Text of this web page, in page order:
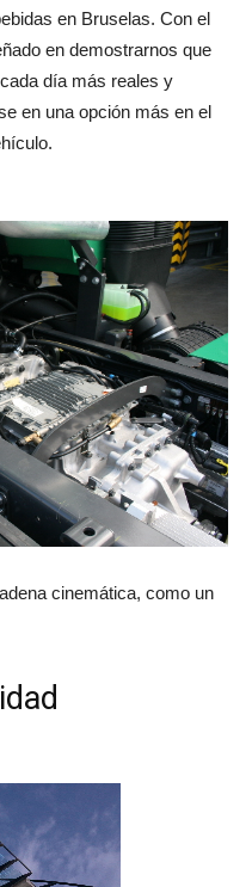
en Bruselas. Con el
en demostrarnos que
día más reales y
en una opción más en el
cinemática, como un